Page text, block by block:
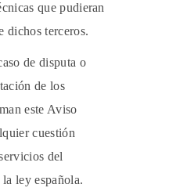
que pudieran
dichos terceros.
de disputa o
de los
este Aviso
cuestión
del
ley española.